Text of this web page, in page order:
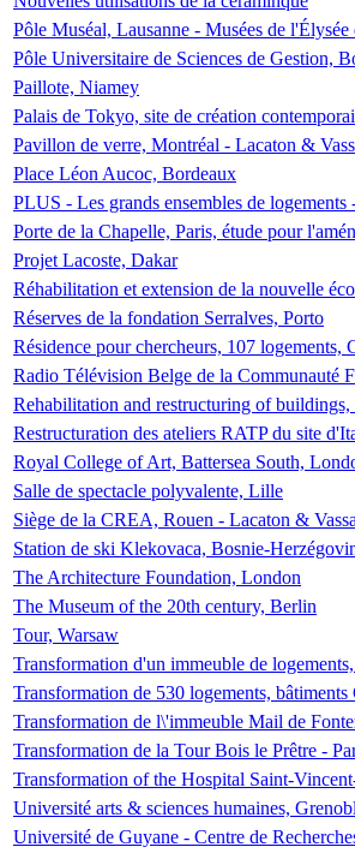
Pôle Muséal, Lausanne - Musées de
Pôle Universitaire de Sciences de Gestion,
Paillote, Niamey
Palais de Tokyo, site de création
Pavillon de verre, Montréal - Lacaton &
Place Léon Aucoc, Bordeaux
PLUS - Les grands ensembles de
Porte de la Chapelle, Paris, étude pour
Projet Lacoste, Dakar
Réhabilitation et extension de la nouvelle
Réserves de la fondation Serralves, Porto
Résidence pour chercheurs, 107 logements,
Radio Télévision Belge de la Communauté
Rehabilitation and restructuring of
Restructuration des ateliers RATP du site
Royal College of Art, Battersea South,
Salle de spectacle polyvalente, Lille
Siège de la CREA, Rouen - Lacaton &
Station de ski Klekovaca, Bosnie-
The Architecture Foundation, London
The Museum of the 20th century, Berlin
Tour, Warsaw
Transformation d'un immeuble de
Transformation de 530 logements,
Transformation de l\'immeuble Mail de
Transformation de la Tour Bois le Prêtre -
Transformation of the Hospital Saint-
Université arts & sciences humaines,
Université de Guyane - Centre de